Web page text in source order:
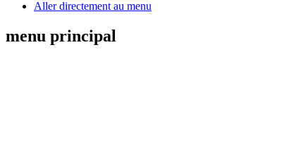
Aller directement au menu
menu principal